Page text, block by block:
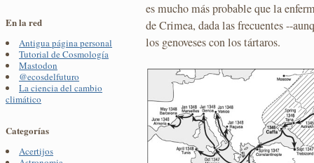
En la red
Antigua página personal
Tutorial de Cosmología
Mastodon
@ecosdelfuturo
La ciencia del cambio
climático
Categorías
Acertijos
es mucho más probable que la
de Crimea, dada las frecuentes --
los genoveses con los tártaros.